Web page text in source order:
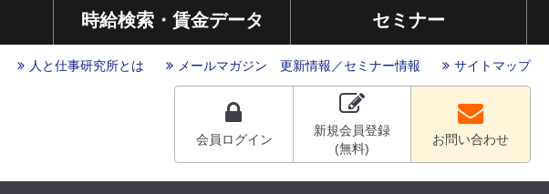
時給検索・賃金データ セミナー
人と仕事研究所とは メールマガジン 更新情報 ／セミナー情報 サイトマップ
会員ログイン
新規会員登録
(無料)
お問い合わせ